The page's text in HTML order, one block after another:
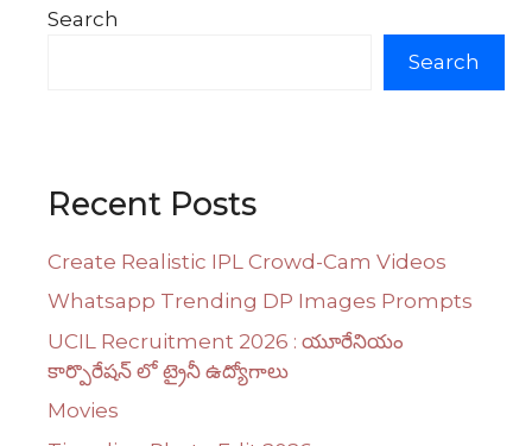
Search
Search
Recent Posts
Create Realistic IPL Crowd-Cam Videos
Whatsapp Trending DP Images Prompts
UCIL Recruitment 2026 : యూరేనియం
కార్పొరేషన్ లో ట్రైనీ ఉద్యోగాలు
Movies